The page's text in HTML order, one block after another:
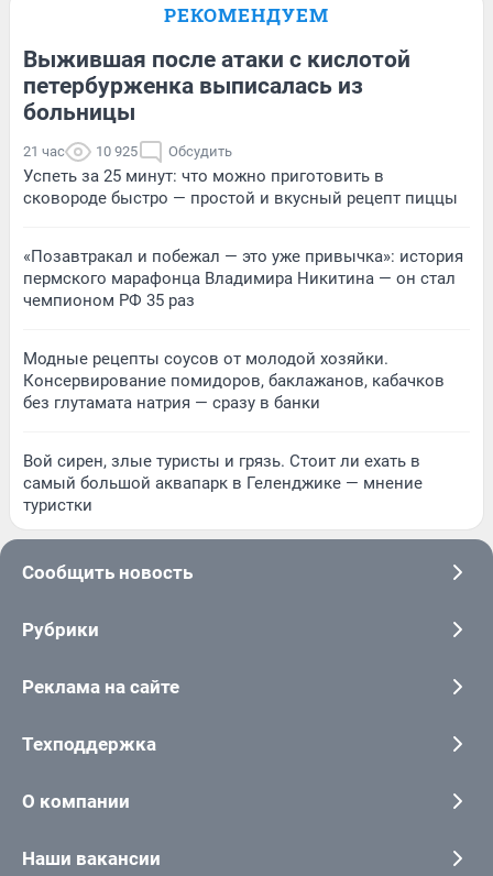
РЕКОМЕНДУЕМ
Выжившая после атаки с кислотой
петербурженка выписалась из
больницы
21 час 10 925 Обсудить
Успеть за 25 минут: что можно приготовить в
сковороде быстро — простой и вкусный рецепт пиццы
«Позавтракал и побежал — это уже привычка»: история
пермского марафонца Владимира Никитина — он стал
чемпионом РФ 35 раз
Модные рецепты соусов от молодой хозяйки.
Консервирование помидоров, баклажанов, кабачков
без глутамата натрия — сразу в банки
Вой сирен, злые туристы и грязь. Стоит ли ехать в
самый большой аквапарк в Геленджике — мнение
туристки
Сообщить новость
Рубрики
Реклама на сайте
Техподдержка
О компании
Наши вакансии